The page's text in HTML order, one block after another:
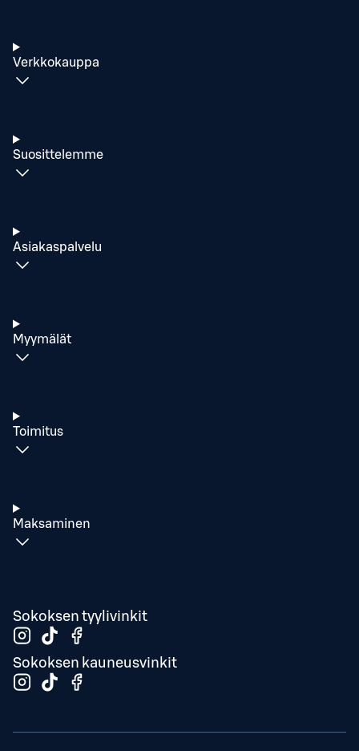
Verkkokauppa
Suosittelemme
Asiakaspalvelu
Myymälät
Toimitus
Maksaminen
Sokoksen tyylivinkit
Sokoksen kauneusvinkit